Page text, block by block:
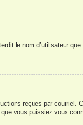
le nom d’utilisateur que
reçues par courriel.
vous puissiez vous